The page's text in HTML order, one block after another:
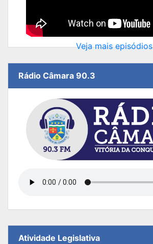
Veja mais episódios
Rádio Câmara 90.3
Atividade Legislativa